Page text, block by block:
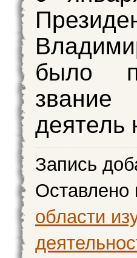
было
деятель
Запись
Оставлено
области